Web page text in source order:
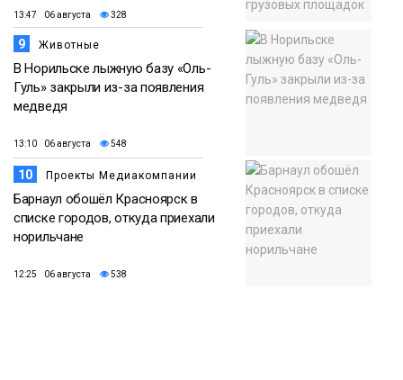
13:47 06 августа 328
9 Животные
В Норильске лыжную базу «Оль-
Гуль» закрыли из-за появления
медведя
13:10 06 августа 548
10 Проекты Медиакомпании
Барнаул обошёл Красноярск в
списке городов, откуда приехали
норильчане
12:25 06 августа 538